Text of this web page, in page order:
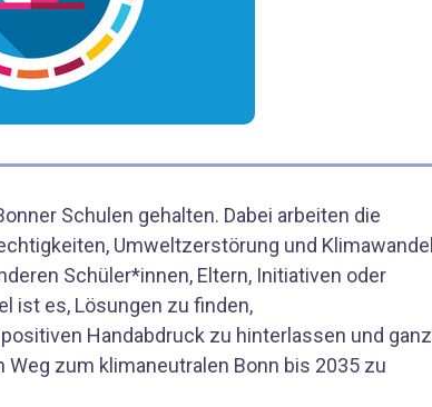
Schulen gehalten. Dabei arbeiten die
Umweltzerstörung und Klimawandel
Schüler*innen, Eltern, Initiativen oder
ist es, Lösungen zu finden,
Handabdruck zu hinterlassen und ganz
zum klimaneutralen Bonn bis 2035 zu